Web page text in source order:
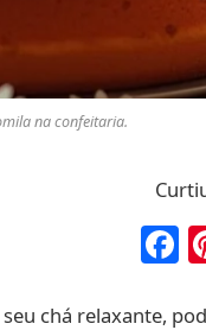
na confeitaria.
chá relaxante,